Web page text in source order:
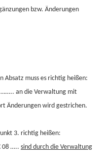
bzw. Änderungen
Absatz muss es richtig heißen:
an die Verwaltung mit
Änderungen wird gestrichen.
3. richtig heißen:
08 ….. sind durch die Verwaltung